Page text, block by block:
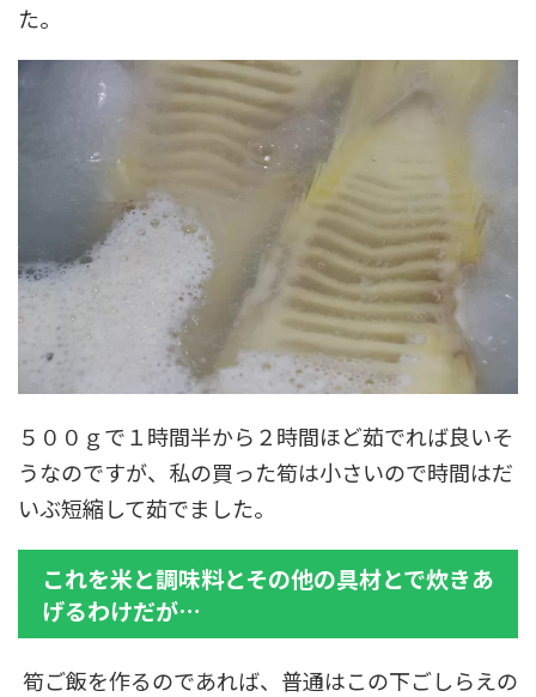
た。
５００ｇで１時間半から２時間ほど茹でれば良いそ
うなのですが、私の買った筍は小さいので時間はだ
いぶ短縮して茹でました。
これを米と調味料とその他の具材とで炊きあ
げるわけだが…
筍ご飯を作るのであれば、普通はこの下ごしらえの